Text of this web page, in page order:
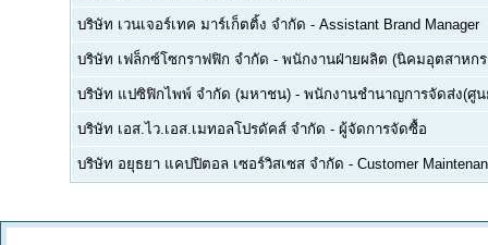
บริษัท เวนเจอร์เทค มาร์เก็ตติ้ง จำกัด - Assistant Brand Manager
บริษัท เฟล็กซ์โซกราฟฟิก จำกัด - พนักงานฝ่ายผลิต (นิคมอุตสาหก
บริษัท แปซิฟิกไพพ์ จำกัด (มหาชน) - พนักงานชำนาญการจัดส่ง(ศู
บริษัท เอส.ไว.เอส.เมทอลโปรดัคส์ จำกัด - ผู้จัดการจัดซื้อ
บริษัท อยุธยา แคปปิตอล เซอร์วิสเซส จำกัด - Customer